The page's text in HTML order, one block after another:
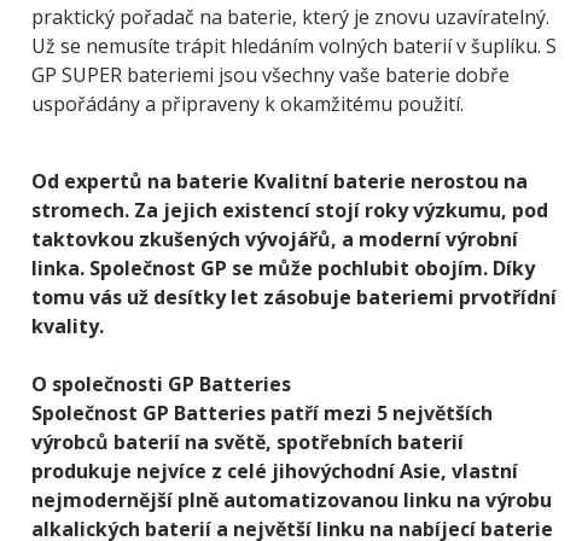
praktický pořadač na baterie, který je znovu uzavíratelný.
Už se nemusíte trápit hledáním volných baterií v šuplíku. S
GP SUPER bateriemi jsou všechny vaše baterie dobře
uspořádány a připraveny k okamžitému použití.
Od expertů na baterie Kvalitní baterie nerostou na
stromech. Za jejich existencí stojí roky výzkumu, pod
taktovkou zkušených vývojářů, a moderní výrobní
linka. Společnost GP se může pochlubit obojím. Díky
tomu vás už desítky let zásobuje bateriemi prvotřídní
kvality.
O společnosti GP Batteries
Společnost GP Batteries patří mezi 5 největších
výrobců baterií na světě, spotřebních baterií
produkuje nejvíce z celé jihovýchodní Asie, vlastní
nejmodernější plně automatizovanou linku na výrobu
alkalických baterií a největší linku na nabíjecí baterie